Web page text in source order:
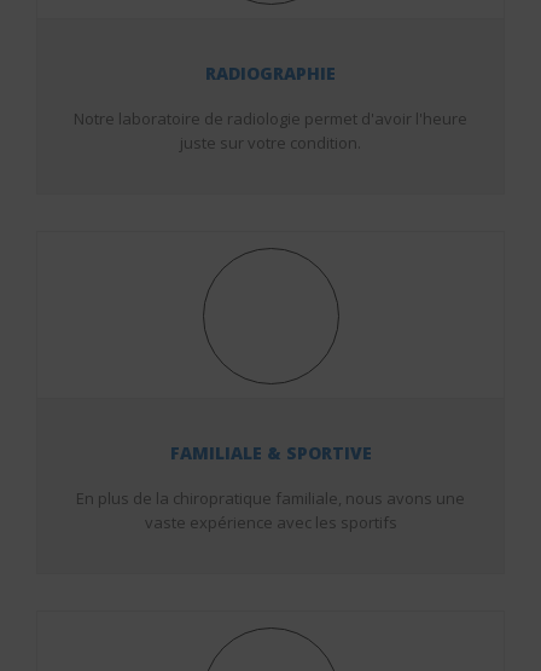
RADIOGRAPHIE
Notre laboratoire de radiologie permet d'avoir l'heure
juste sur votre condition.
FAMILIALE & SPORTIVE
En plus de la chiropratique familiale, nous avons une
vaste expérience avec les sportifs